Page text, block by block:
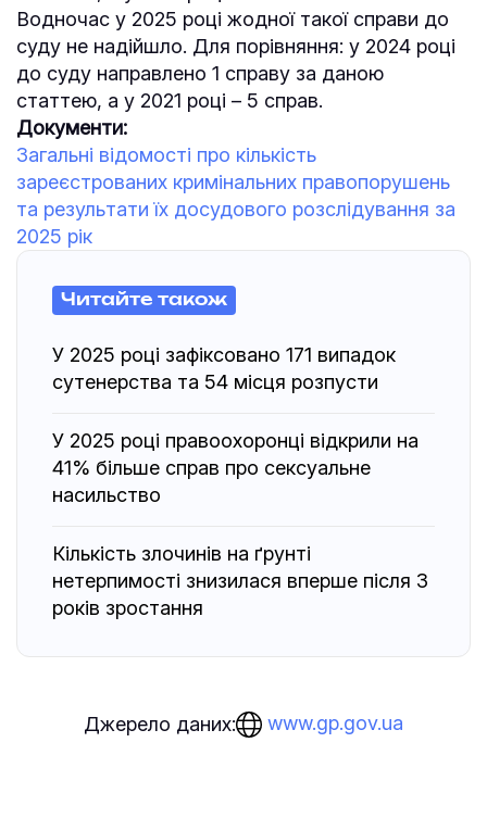
Водночас у 2025 році жодної такої справи до
суду не надійшло. Для порівняння: у 2024 році
до суду направлено 1 справу за даною
статтею, а у 2021 році – 5 справ.
Документи:
Загальні відомості про кількість
зареєстрованих кримінальних правопорушень
та результати їх досудового розслідування за
2025 рік
Читайте також
У 2025 році зафіксовано 171 випадок
сутенерства та 54 місця розпусти
У 2025 році правоохоронці відкрили на
41% більше справ про сексуальне
насильство
Кількість злочинів на ґрунті
нетерпимості знизилася вперше після 3
років зростання
Джерело даних: www.gp.gov.ua